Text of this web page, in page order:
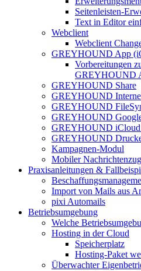
Seitenleisten-
Text in Editor
Webclient
Webclient
GREYHOUND App
Vorbereitungen
GREYHOUND
GREYHOUND Share
GREYHOUND
GREYHOUND
GREYHOUND
GREYHOUND iCloud
GREYHOUND
Kampagnen-Modul
Mobiler
Praxisanleitungen &
Import von Mails aus
pixi Automails
Betriebsumgebung
Welche
Hosting in der Cloud
Speicherplatz
Hosting-Paket
Überwachter